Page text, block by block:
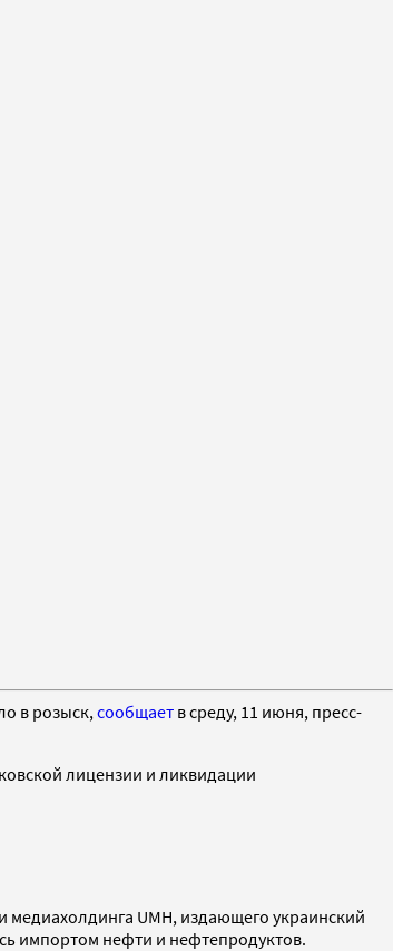
в розыск, сообщает в среду, 11 июня, пресс-
лицензии и ликвидации
медиахолдинга UMH, издающего украинский
импортом нефти и нефтепродуктов.